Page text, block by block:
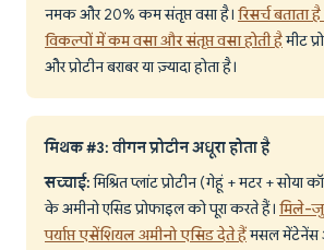
नमक और 20% कम संतृप्त वसा है। रिसर्च बताता
विकल्पों में कम वसा और संतृप्त वसा होती हैमीट
और प्रोटीन बराबर या ज़्यादा होता है।
मिथक #3: वीगन प्रोटीन अधूरा होता है
सच्चाई:मिश्रित प्लांट प्रोटीन (गेहूं + मटर +
के अमीनो एसिड प्रोफाइल को पूरा करते हैं। मिले-
पर्याप्त एसेंशियल अमीनो एसिड देते हैंमसल